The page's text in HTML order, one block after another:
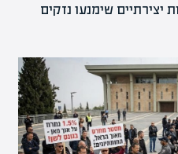
יצירתיים שימנעו נזקים